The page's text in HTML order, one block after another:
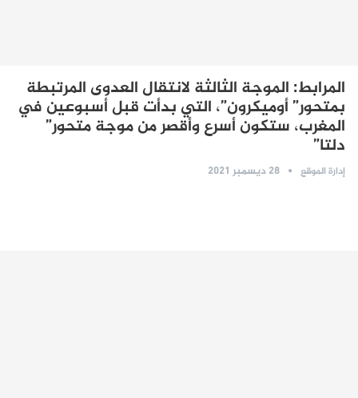
المرابط: الموجة الثالثة لانتقال العدوى المرتبطة
بمتحور” أوميكرون”، التي بدأت قبل أسبوعين في
المغرب، ستكون أسرع وأقصر من موجة متحور”
دلتا”
إدارة الموقع 28 ديسمبر 2021